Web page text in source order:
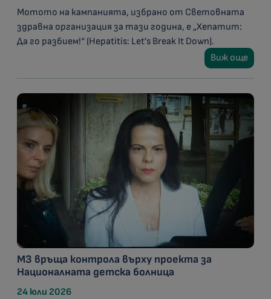
Мотото на кампанията, избрано от Световната
здравна организация за тази година, е „Хепатит:
Да го разбием!“ (Hepatitis: Let’s Break It Down).
Виж още
МЗ връща контрола върху проекта за
Националната детска болница
24 юли 2026